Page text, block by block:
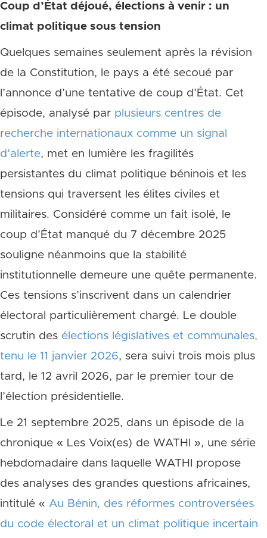
Coup d’État déjoué, élections à venir : un
climat politique sous tension
Quelques semaines seulement après la révision
de la Constitution, le pays a été secoué par
l’annonce d’une tentative de coup d’État. Cet
épisode, analysé par plusieurs centres de
recherche internationaux comme un signal
d’alerte, met en lumière les fragilités
persistantes du climat politique béninois et les
tensions qui traversent les élites civiles et
militaires. Considéré comme un fait isolé, le
coup d’État manqué du 7 décembre 2025
souligne néanmoins que la stabilité
institutionnelle demeure une quête permanente.
Ces tensions s’inscrivent dans un calendrier
électoral particulièrement chargé. Le double
scrutin des élections législatives et communales,
tenu le 11 janvier 2026, sera suivi trois mois plus
tard, le 12 avril 2026, par le premier tour de
l’élection présidentielle.
Le 21 septembre 2025, dans un épisode de la
chronique « Les Voix(es) de WATHI », une série
hebdomadaire dans laquelle WATHI propose
des analyses des grandes questions africaines,
intitulé « Au Bénin, des réformes controversées
du code électoral et un climat politique incertain